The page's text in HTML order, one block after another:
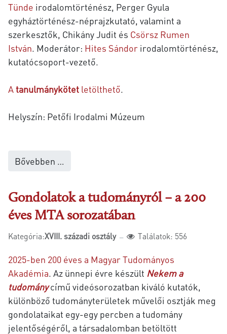
Tünde irodalomtörténész, Perger Gyula
egyháztörténész-néprajzkutató, valamint a
szerkesztők, Chikány Judit és Csörsz Rumen
István. Moderátor: Hites Sándorirodalomtörténész,
kutatócsoport-vezető.
Atanulmánykötetletölthető.
Helyszín: Petőfi Irodalmi Múzeum
Bővebben …
Gondolatok a tudományról – a 200
éves MTA sorozatában
Kategória:XVIII. századi osztály Találatok: 556
2025-ben 200 éves a Magyar Tudományos
Akadémia. Az ünnepi évre készült Nekem a
tudománycímű videósorozatban kiváló kutatók,
különböző tudományterületek művelői osztják meg
gondolataikat egy-egy percben a tudomány
jelentőségéről, a társadalomban betöltött